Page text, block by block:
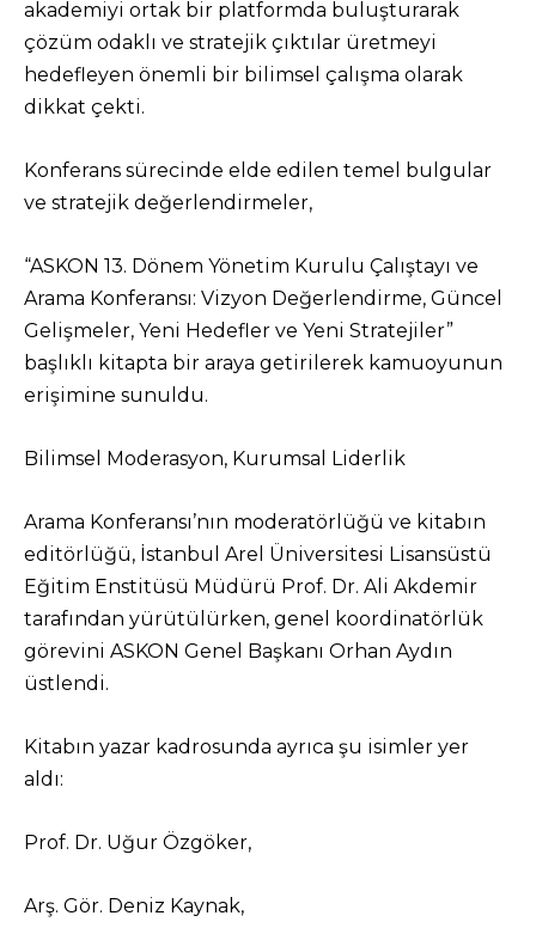
akademiyi ortak bir platformda buluşturarak
çözüm odaklı ve stratejik çıktılar üretmeyi
hedefleyen önemli bir bilimsel çalışma olarak
dikkat çekti.
Konferans sürecinde elde edilen temel bulgular
ve stratejik değerlendirmeler,
“ASKON 13. Dönem Yönetim Kurulu Çalıştayı ve
Arama Konferansı: Vizyon Değerlendirme, Güncel
Gelişmeler, Yeni Hedefler ve Yeni Stratejiler”
başlıklı kitapta bir araya getirilerek kamuoyunun
erişimine sunuldu.
Bilimsel Moderasyon, Kurumsal Liderlik
Arama Konferansı’nın moderatörlüğü ve kitabın
editörlüğü, İstanbul Arel Üniversitesi Lisansüstü
Eğitim Enstitüsü Müdürü Prof. Dr. Ali Akdemir
tarafından yürütülürken, genel koordinatörlük
görevini ASKON Genel Başkanı Orhan Aydın
üstlendi.
Kitabın yazar kadrosunda ayrıca şu isimler yer
aldı:
Prof. Dr. Uğur Özgöker,
Arş. Gör. Deniz Kaynak,